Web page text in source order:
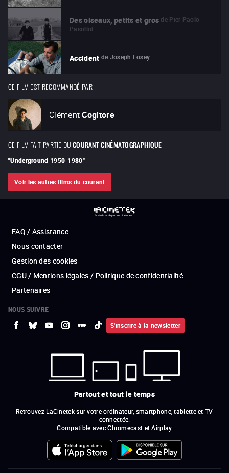
Des oiseaux, petits et gros de Pier Paolo
Pasolini
Accident de Joseph Losey
CE FILM EST RECOMMANDÉ PAR
Clément Cogitore
CE FILM FAIT PARTIE DUCOURANT CINÉMATOGRAPHIQUE
"Underground 1950-1980"
Voir les autres films du courant
FAQ / Assistance
Nous contacter
Gestion des cookies
CGU / Mentions légales / Politique de confidentialité
Partenaires
NOUS SUIVRE
S'inscrire à la newsletter
Partout et tout le temps
Retrouvez LaCinetek sur votre ordinateur, smartphone, tablette et TV
connectée.
Compatible avec Chromecast et Airplay